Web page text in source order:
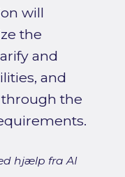
will
the
and
and
the
hjælp fra AI